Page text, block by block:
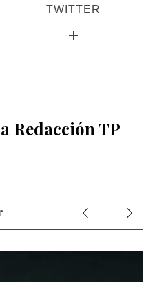
TWITTER
Redacción TP